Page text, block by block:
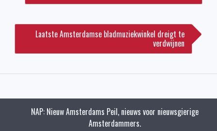
Laatste Amsterdamse bladmuziekwinkel dreigt te
verdwijnen
NAP: Nieuw Amsterdams Peil, nieuws voor nieuwsgierige
Amsterdammers.